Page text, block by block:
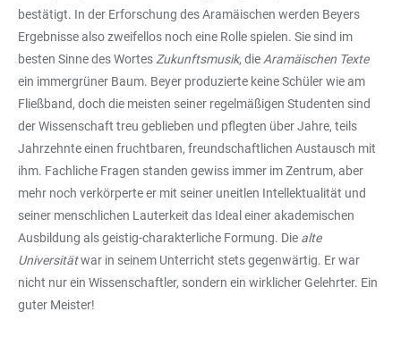
bestätigt. In der Erforschung des Aramäischen werden Beyers
Ergebnisse also zweifellos noch eine Rolle spielen. Sie sind im
besten Sinne des Wortes Zukunftsmusik, die Aramäischen Texte
ein immergrüner Baum. Beyer produzierte keine Schüler wie am
Fließband, doch die meisten seiner regelmäßigen Studenten sind
der Wissenschaft treu geblieben und pflegten über Jahre, teils
Jahrzehnte einen fruchtbaren, freundschaftlichen Austausch mit
ihm. Fachliche Fragen standen gewiss immer im Zentrum, aber
mehr noch verkörperte er mit seiner uneitlen Intellektualität und
seiner menschlichen Lauterkeit das Ideal einer akademischen
Ausbildung als geistig-charakterliche Formung. Die alte
Universitätwar in seinem Unterricht stets gegenwärtig. Er war
nicht nur ein Wissenschaftler, sondern ein wirklicher Gelehrter. Ein
guter Meister!